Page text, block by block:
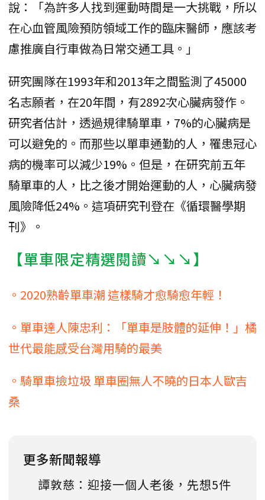
說：「為許多人找到運動時間是一大挑戰，所以
在心血管風險預防領域工作的臨床醫師，應該考
慮推廣自行車做為日常交通工具。」
研究團隊在1993年和2013年之間監測了45000
名志願者，在20年間，有2892次心臟病發作。
研究者估計，透過規律騎單車，7%的心臟病是
可以避免的。而那些以單車通勤的人，罹患冠心
病的機率可以減少19%。但是，在研究前五年
騎單車的人，比之後才開始運動的人，心臟病發
風險降低24%。這項研究刊登在《循環醫學期
刊》。
【單車限定精選閱讀↘↘↘】
。2020熟齡單車潮 這樣騎才愈騎愈年輕！
。單車達人陳忠利：「單車是肢體的延伸！」橘
世代最能感受台灣用騎的最美
。騎單車撿垃圾 單車圈無人不曉的日本人歐吉
桑
更多新聞報導
譚敦慈：迎接一個人老後，先想5件